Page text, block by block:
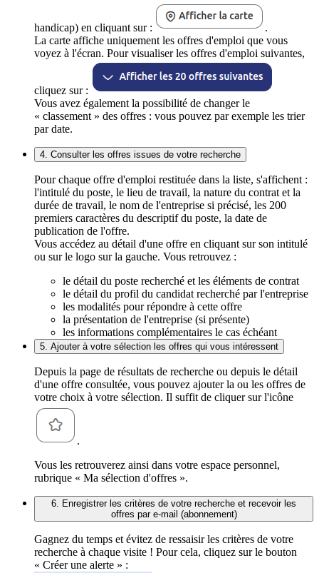
handicap) en cliquant sur :
.
La carte affiche uniquement les offres d'emploi que vous
voyez à l'écran. Pour visualiser les offres d'emploi suivantes,
cliquez sur :
Vous avez également la possibilité de changer le
« classement » des offres : vous pouvez par exemple les trier
par date.
4. Consulter les offres issues de votre recherche
Pour chaque offre d'emploi restituée dans la liste, s'affichent :
l'intitulé du poste, le lieu de travail, la nature du contrat et la
durée de travail, le nom de l'entreprise si précisé, les 200
premiers caractères du descriptif du poste, la date de
publication de l'offre.
Vous accédez au détail d'une offre en cliquant sur son intitulé
ou sur le logo sur la gauche. Vous retrouvez :
le détail du poste recherché et les éléments de contrat
le détail du profil du candidat recherché par l'entreprise
les modalités pour répondre à cette offre
la présentation de l'entreprise (si présente)
les informations complémentaires le cas échéant
5. Ajouter à votre sélection les offres qui vous intéressent
Depuis la page de résultats de recherche ou depuis le détail
d'une offre consultée, vous pouvez ajouter la ou les offres de
votre choix à votre sélection. Il suffit de cliquer sur l'icône
.
Vous les retrouverez ainsi dans votre espace personnel,
rubrique « Ma sélection d'offres ».
6. Enregistrer les critères de votre recherche et recevoir les
offres par e-mail (abonnement)
Gagnez du temps et évitez de ressaisir les critères de votre
recherche à chaque visite ! Pour cela, cliquez sur le bouton
« Créer une alerte » :